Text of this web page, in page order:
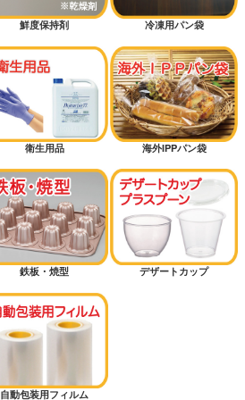
鮮度保持剤 冷凍用パン袋
衛生用品 海外IPPパン袋
鉄板・焼型 デザートカップ
自動包装用フィルム